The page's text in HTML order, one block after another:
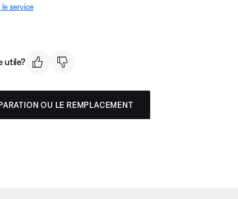
service
utile?
OU LE REMPLACEMENT